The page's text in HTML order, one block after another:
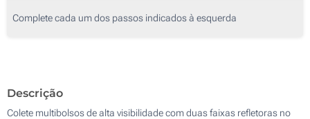
Complete cada um dos passos indicados à esquerda
Descrição
Colete multibolsos de alta visibilidade com duas faixas refletoras no